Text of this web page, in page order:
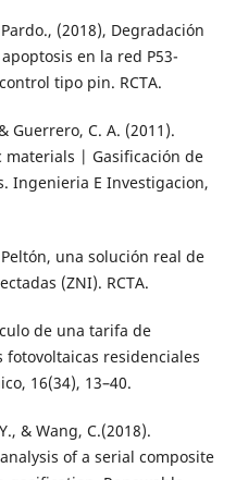
(2018), Degradación
en la red P53-
tipo pin. RCTA.
Guerrero, C. A. (2011).
materials | Gasificación de
Ingenieria E Investigacion,
una solución real de
(ZNI). RCTA.
de una tarifa de
residenciales
16(34), 13–40.
& Wang, C.(2018).
of a serial composite